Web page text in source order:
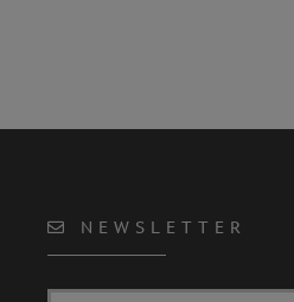
NEWSLETTER